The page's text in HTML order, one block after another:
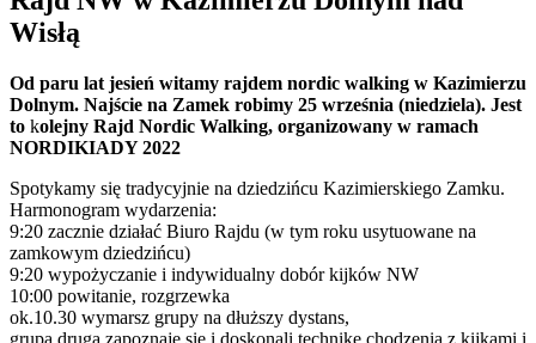
Wisłą
Od paru lat jesień witamy rajdem nordic walking w Kazimierzu
Dolnym. Najście na Zamek robimy 25 września (niedziela). Jest
to kolejny Rajd Nordic Walking, organizowany w ramach
NORDIKIADY 2022
Spotykamy się tradycyjnie na dziedzińcu Kazimierskiego Zamku.
Harmonogram wydarzenia:
9:20 zacznie działać Biuro Rajdu (w tym roku usytuowane na
zamkowym dziedzińcu)
9:20 wypożyczanie i indywidualny dobór kijków NW
10:00 powitanie, rozgrzewka
ok.10.30 wymarsz grupy na dłuższy dystans,
grupa druga zapoznaje się i doskonali technikę chodzenia z kijkami i